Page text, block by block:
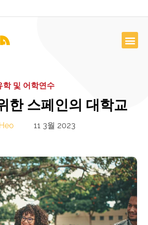
학 및 어학연수
한 스페인의 대학교
11 3월 2023